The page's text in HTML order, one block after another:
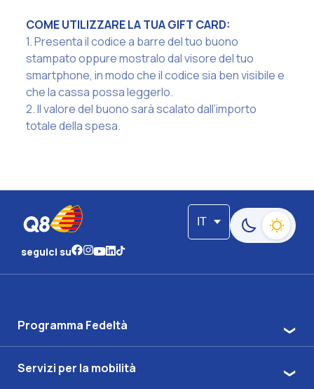
COME UTILIZZARE LA TUA GIFT CARD:
1. Presenta il codice a barre del tuo buono
stampato oppure mostralo dal visore del tuo
smartphone, in modo che il codice sia ben visibile e
che la cassa possa leggerlo.
2. Il valore del buono sarà scalato dall’importo
totale della spesa.
IT
Passa alla
seguici su
Programma Fedeltà
Servizi per la mobilità